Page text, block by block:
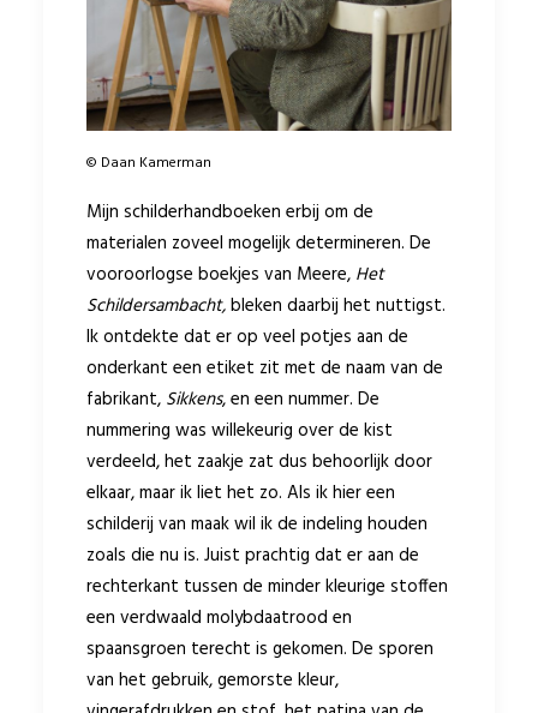
© Daan Kamerman
Mijn schilderhandboeken erbij om de
materialen zoveel mogelijk determineren. De
vooroorlogse boekjes van Meere, Het
Schildersambacht,bleken daarbij het nuttigst.
Ik ontdekte dat er op veel potjes aan de
onderkant een etiket zit met de naam van de
fabrikant, Sikkens, en een nummer. De
nummering was willekeurig over de kist
verdeeld, het zaakje zat dus behoorlijk door
elkaar, maar ik liet het zo. Als ik hier een
schilderij van maak wil ik de indeling houden
zoals die nu is. Juist prachtig dat er aan de
rechterkant tussen de minder kleurige stoffen
een verdwaald molybdaatrood en
spaansgroen terecht is gekomen. De sporen
van het gebruik, gemorste kleur,